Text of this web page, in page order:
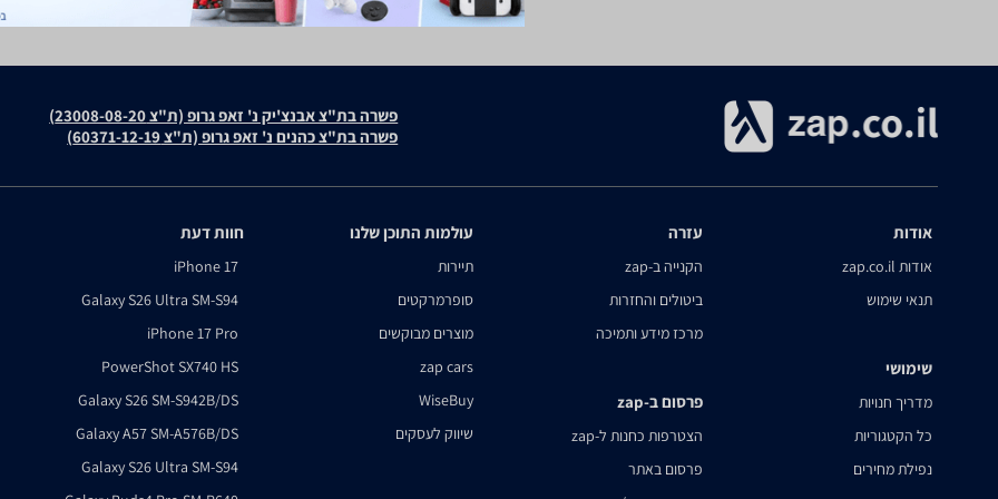
פשרה בת"צ אבנצ'יק נ' זאפ גרופ (ת"צ 23008-08-20)
פשרה בת"צ כהנים נ' זאפ גרופ (ת"צ 60371-12-19)
אודות
אודות zap.co.il
תנאי שימוש
שימושי
מדריך חנויות
כל הקטגוריות
נפילת מחירים
עזרה
הקנייה ב-zap
ביטולים והחזרות
מרכז מידע ותמיכה
פרסום ב-zap
הצטרפות כחנות ל-zap
פרסום באתר
עולמות התוכן שלנו
תיירות
סופרמרקטים
מוצרים מבוקשים
zap cars
WiseBuy
שיווק לעסקים
חוות דעת
iPhone 17
Galaxy S26 Ultra SM-S94
iPhone 17 Pro
PowerShot SX740 HS
Galaxy S26 SM-S942B/DS
Galaxy A57 SM-A576B/DS
Galaxy S26 Ultra SM-S94